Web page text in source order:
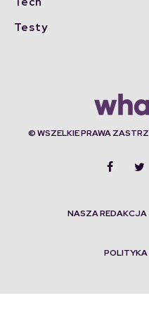
Testy
© WSZELKIE PRAWA
NASZA REDAKCJA
POLITYKA